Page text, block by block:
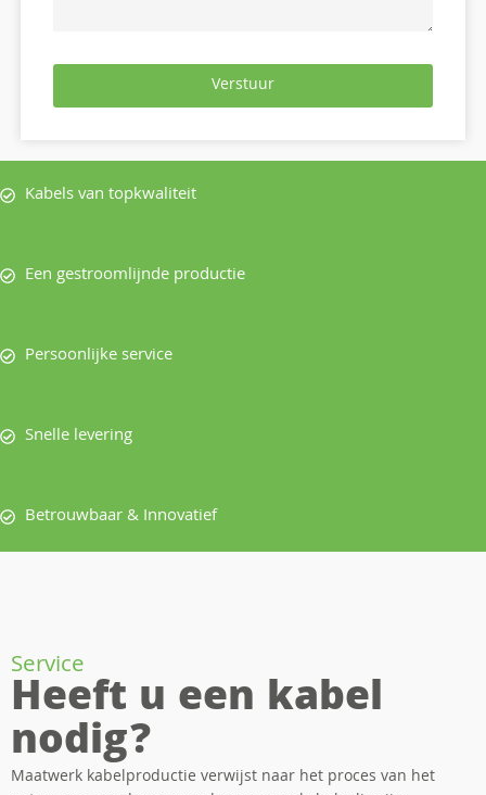
Verstuur
Kabels van topkwaliteit
Een gestroomlijnde productie
Persoonlijke service
Snelle levering
Betrouwbaar & Innovatief
Service
Heeft u een kabel
nodig?
Maatwerk kabelproductie verwijst naar het proces van het